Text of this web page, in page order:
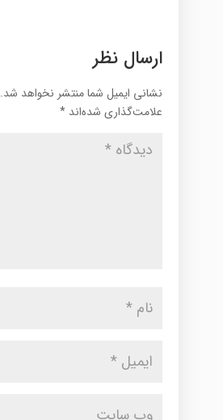
ارسال نظر
نشانی ایمیل شما منتشر نخواهد شد.
علامت‌گذاری شده‌اند *